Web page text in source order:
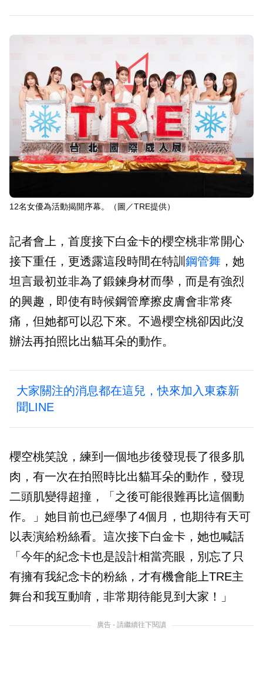
12名女優為活動揭開序幕。（圖／TRE提供）
記者會上，首度接下白金卡的櫻空桃非常開心
接下重任，更透露這段時間在特訓 鋼管舞 ，她
坦言最初並非為了鍛鍊身材而學，而是有強烈
的興趣，即使有時候鋼管摩擦皮膚會非常疼
痛，但她都可以忍下來。不過櫻空桃卻因此沒
辦法再拍照比出貓耳朵的動作。
大家關注的消息都在這兒，快來加入東森新
聞LINE
櫻空桃笑說，練到一個地步後發現長了很多肌
肉，有一次在拍照時比出貓耳朵的動作，發現
二頭肌變得超撞，「之後可能很難再比這個動
作。」她目前也已經學了4個月，也期待有天可
以表演給粉絲看。這次接下白金卡，她也喊話
「今年的紀念卡也是設計相當亮眼，別忘了只
有擁有我紀念卡的粉絲，才有機會能上TRE主
舞台和我互動唷，非常期待能見到大家！」
廣告 - 請繼續往下閱讀